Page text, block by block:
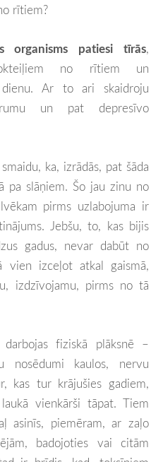
rītiem?
organisms patiesi tīrās,
no rītiem un
Ar to ari skaidroju
un pat depresīvo
ka, izrādās, pat šāda
pa slāņiem. Šo jau zinu no
pirms uzlabojuma ir
Jebšu, to, kas bijis
gadus, nevar dabūt no
vien izceļot atkal gaismā,
izdzīvojamu, pirms no tā
fiziskā plāksnē –
nosēdumi kaulos, nervu
kas tur krājušies gadiem,
vienkārši tāpat. Tiem
asinīs, piemēram, ar zaļo
badojoties vai citām